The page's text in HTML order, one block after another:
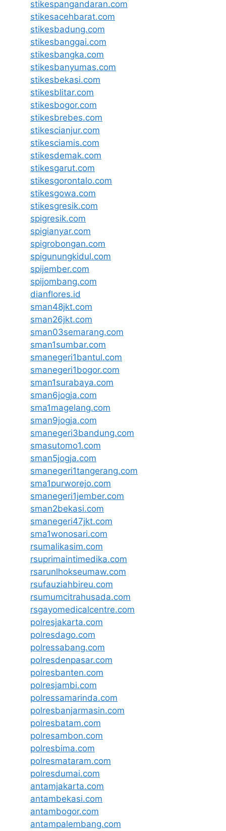
stikespangandaran.com
stikesacehbarat.com
stikesbadung.com
stikesbanggai.com
stikesbangka.com
stikesbanyumas.com
stikesbekasi.com
stikesblitar.com
stikesbogor.com
stikesbrebes.com
stikescianjur.com
stikesciamis.com
stikesdemak.com
stikesgarut.com
stikesgorontalo.com
stikesgowa.com
stikesgresik.com
spigresik.com
spigianyar.com
spigrobongan.com
spigunungkidul.com
spijember.com
spijombang.com
dianflores.id
sman48jkt.com
sman26jkt.com
sman03semarang.com
sman1sumbar.com
smanegeri1bantul.com
smanegeri1bogor.com
sman1surabaya.com
sman6jogja.com
sma1magelang.com
sman9jogja.com
smanegeri3bandung.com
smasutomo1.com
sman5jogja.com
smanegeri1tangerang.com
sma1purworejo.com
smanegeri1jember.com
sman2bekasi.com
smanegeri47jkt.com
sma1wonosari.com
rsumalikasim.com
rsuprimaintimedika.com
rsarunlhokseumaw.com
rsufauziahbireu.com
rsumumcitrahusada.com
rsgayomedicalcentre.com
polresjakarta.com
polresdago.com
polressabang.com
polresdenpasar.com
polresbanten.com
polresjambi.com
polressamarinda.com
polresbanjarmasin.com
polresbatam.com
polresambon.com
polresbima.com
polresmataram.com
polresdumai.com
antamjakarta.com
antambekasi.com
antambogor.com
antampalembang.com